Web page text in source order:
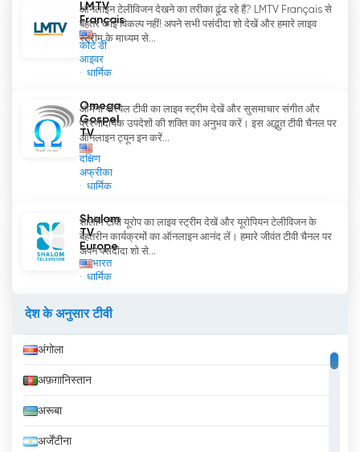
LMTV
Français
कोटे डी
आइवर
धार्मिक
ऑनलाइन टेलीविजन देखने का तरीका ढूंढ रहे हैं? LMTV Français से
बेहतर कोई विकल्प नहीं! अपने सभी पसंदीदा शो देखें और हमारे लाइव
स्ट्रीम के माध्यम से...
Omega
Gospel
TV
दक्षिण
अफ्रीका
धार्मिक
ओमेगा गॉस्पेल टीवी का लाइव स्ट्रीम देखें और सुसमाचार संगीत और
प्रेरणादायक उपदेशों की शक्ति का अनुभव करें। इस अद्भुत टीवी चैनल पर
ऑनलाइन ट्यून इन करें...
Shalom
TV
Europe
भारत
धार्मिक
शालोम टीवी यूरोप का लाइव स्ट्रीम देखें और यूरोपियन टेलीविजन के
बेहतरीन कार्यक्रमों का ऑनलाइन आनंद लें। हमारे जीवंत टीवी चैनल पर
अपने पसंदीदा शो से...
देश के अनुसार टीवी
अंगोला
अफ़ग़ानिस्तान
अरूबा
अर्जेंटीना